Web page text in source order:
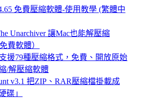
免費壓縮軟體-使用教學 (繁體中
Unarchiver 讓Mac也能解壓縮
費軟體）
援79種壓縮格式，免費、開放原始
/解壓縮軟體
v3.1 把ZIP、RAR壓縮檔掛載成
碟」